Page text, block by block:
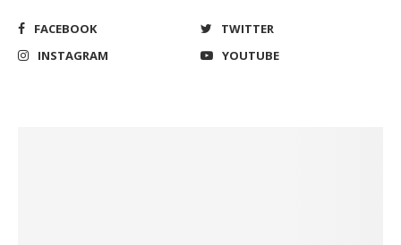
FACEBOOK
TWITTER
INSTAGRAM
YOUTUBE